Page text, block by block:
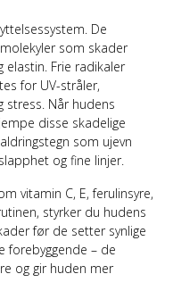
De
som skader
elastin. Frie radikaler
for UV-stråler,
stress. Når hudens
disse skadelige
som ujevn
og fine linjer.
vitamin C, E, ferulinsyre,
styrker du hudens
før de setter synlige
forebyggende – de
og gir huden mer